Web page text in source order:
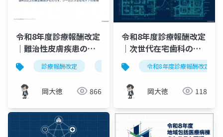
令和8年度診療報酬改定
｜難治性皮膚疾患の訪
問看護が週4日以上に拡
大
診療報酬改定 訪問看護 難治性皮膚疾患
岡大徳 866
令和8年度診療報酬改定
｜次世代在宅歯科の青
写真：6つの見直しポイ
ント戦略解読
令和8年度診療報酬改定
岡大徳 118